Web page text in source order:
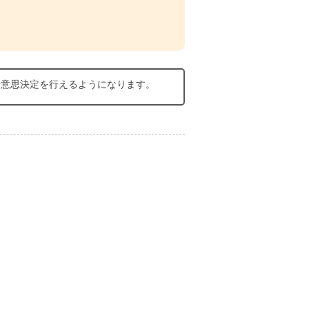
思決定を行えるようになります。